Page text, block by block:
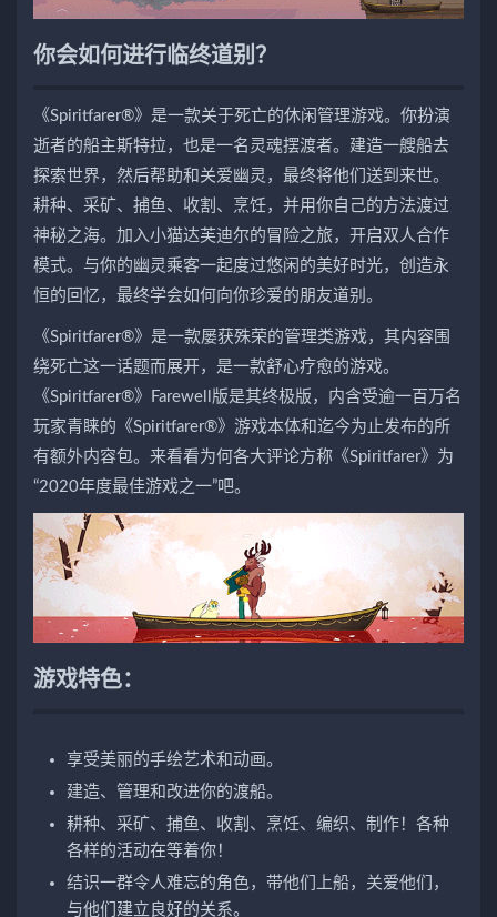
你会如何进行临终道别？
《Spiritfarer®》是一款关于死亡的休闲管理游戏。你扮演
逝者的船主斯特拉，也是一名灵魂摆渡者。建造一艘船去
探索世界，然后帮助和关爱幽灵，最终将他们送到来世。
耕种、采矿、捕鱼、收割、烹饪，并用你自己的方法渡过
神秘之海。加入小猫达芙迪尔的冒险之旅，开启双人合作
模式。与你的幽灵乘客一起度过悠闲的美好时光，创造永
恒的回忆，最终学会如何向你珍爱的朋友道别。
《Spiritfarer®》是一款屡获殊荣的管理类游戏，其内容围
绕死亡这一话题而展开，是一款舒心疗愈的游戏。
《Spiritfarer®》Farewell版是其终极版，内含受逾一百万名
玩家青睐的《Spiritfarer®》游戏本体和迄今为止发布的所
有额外内容包。来看看为何各大评论方称《Spiritfarer》为
“2020年度最佳游戏之一”吧。
游戏特色：
享受美丽的手绘艺术和动画。
建造、管理和改进你的渡船。
耕种、采矿、捕鱼、收割、烹饪、编织、制作！各种
各样的活动在等着你！
结识一群令人难忘的角色，带他们上船，关爱他们，
与他们建立良好的关系。